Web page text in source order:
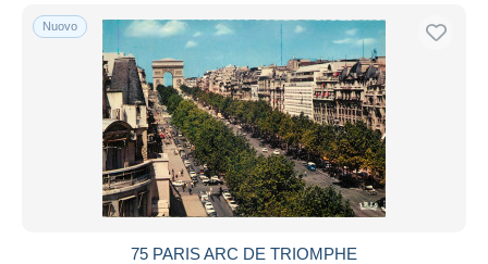
Nuovo
75 PARIS ARC DE TRIOMPHE